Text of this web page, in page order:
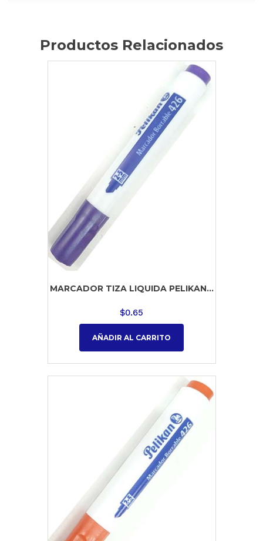
Productos Relacionados
MARCADOR TIZA LIQUIDA PELIKAN...
$0.65
AÑADIR AL CARRITO